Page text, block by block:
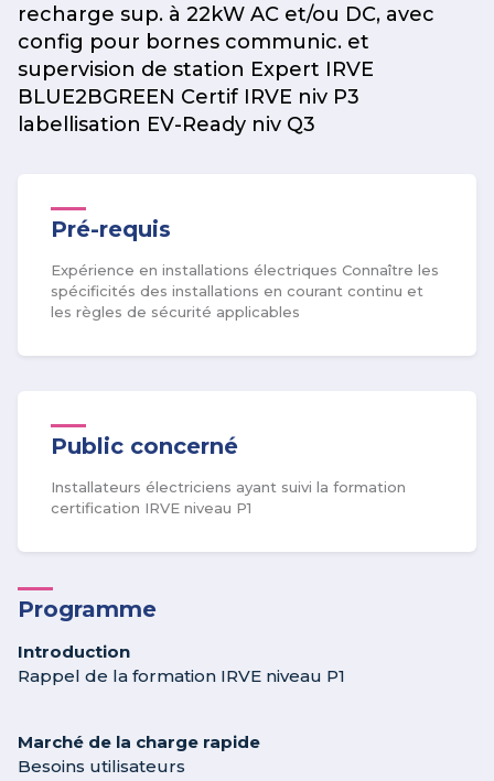
recharge sup. à 22kW AC et/ou DC, avec
config pour bornes communic. et
supervision de station Expert IRVE
BLUE2BGREEN Certif IRVE niv P3
labellisation EV-Ready niv Q3
Pré-requis
Expérience en installations électriques Connaître les
spécificités des installations en courant continu et
les règles de sécurité applicables
Public concerné
Installateurs électriciens ayant suivi la formation
certification IRVE niveau P1
Programme
Introduction
Rappel de la formation IRVE niveau P1
Marché de la charge rapide
Besoins utilisateurs